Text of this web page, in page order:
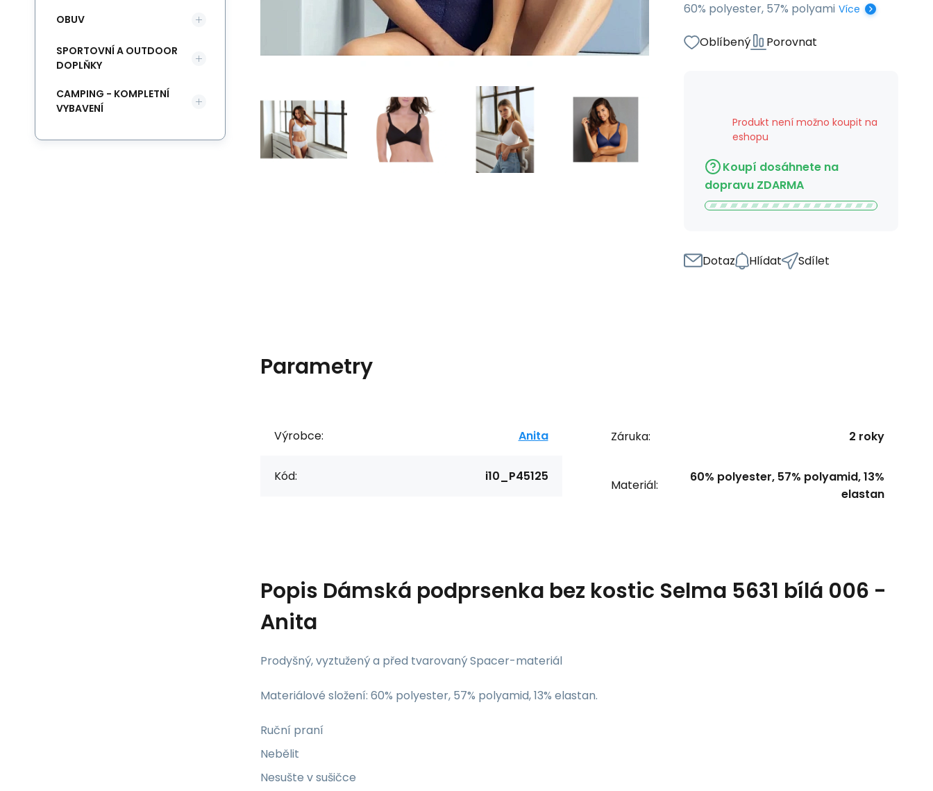
60% polyester, 57% polyami Více
Oblíbený Porovnat
Produkt není možno koupit na
eshopu
Koupí dosáhnete na
dopravu ZDARMA
Dotaz Hlídat Sdílet
Parametry
Výrobce: Anita
Kód: i10_P45125
Záruka: 2 roky
Materiál:
60% polyester, 57% polyamid, 13%
elastan
Popis Dámská podprsenka bez kostic Selma 5631 bílá 006 -
Anita
Prodyšný, vyztužený a před tvarovaný Spacer-materiál
Materiálové složení: 60% polyester, 57% polyamid, 13% elastan.
Ruční praní
Nebělit
Nesušte v sušičce
OBUV
SPORTOVNÍ A OUTDOOR
DOPLŇKY
CAMPING - KOMPLETNÍ
VYBAVENÍ